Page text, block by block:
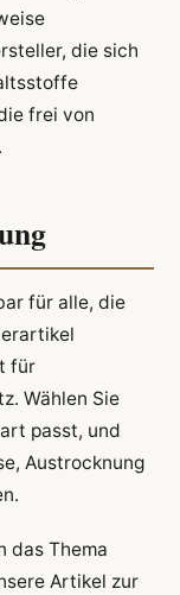
die sich
frei von
für alle, die
für
Wählen Sie
passt, und
Austrocknung
das Thema
Artikel zur